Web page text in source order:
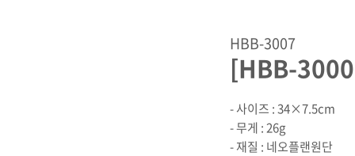
HBB-3007
[HBB-
- 사이즈 : 34×7.5cm
- 무게 : 26g
- 재질 : 네오플랜원단